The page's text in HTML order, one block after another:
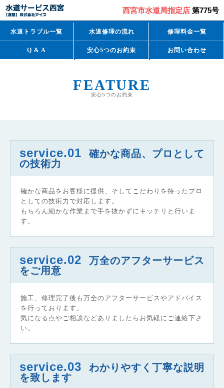
西宮市水道局指定店 第775号
水道トラブル一覧 水道修理の流れ 修理料金一覧
Q & A 安心5つのお約束 お問い合わせ
FEATURE
安心5つのお約束
service.01
確かな商品、プロとして
の技術力
確かな商品をお客様に提供、そしてこだわりを持ったプロ
としての技術力で対応します。
もちろん細かな作業まで手を抜かずにキッチリと行いま
す。
service.02
万全のアフターサービス
をご用意
施工、修理完了後も万全のアフターサービスやアドバイス
を行っております。
気になる点やご相談などありましたらお気軽にご連絡下さ
い。
service.03
わかりやすく丁寧な説明
を致します